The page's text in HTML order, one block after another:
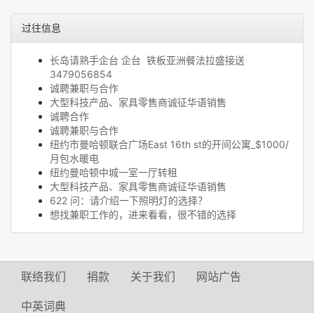
过往信息
长岛请熟手企台 企台 铁板亚洲餐法拉盛接送
3479056854
诚聘兼职与合作
大型科技产品、家具零售商诚征华语销售
诚聘合作
诚聘兼职与合作
纽约市曼哈顿联合广场East 16th st的开间公寓_$1000/
月包水暖电
纽约曼哈顿中城一室一厅转租
大型科技产品、家具零售商诚征华语销售
622 问：请介绍一下照明灯的选择？
想找兼职工作的，进来看看，很不错的选择
联络我们 捐款 关于我们 网站广告
中英词典